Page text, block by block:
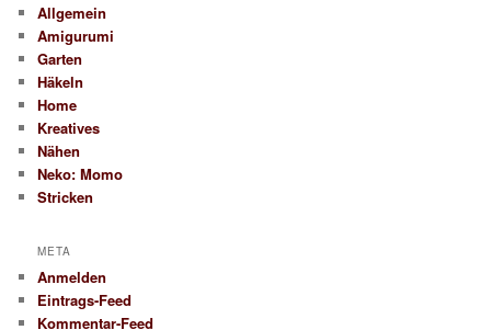
Allgemein
Amigurumi
Garten
Häkeln
Home
Kreatives
Nähen
Neko: Momo
Stricken
META
Anmelden
Eintrags-Feed
Kommentar-Feed